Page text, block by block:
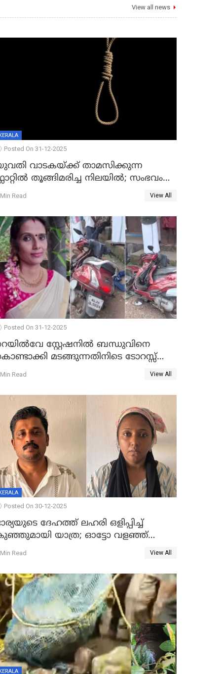
View all news
KERALA
Posted On 31-12-2025
വാടകയ്ക്ക് താമസിക്കുന്ന
തൂങ്ങിമരിച്ച നിലയില്‍; സംഭവം
Read View All
Posted On 31-12-2025
സ്റ്റേഷനിൽ ബന്ധുവിനെ
മടങ്ങുന്നതിനിടെ ടോറസ്സ്
സ്കൂട്ടറിൽ ഇടിച്ചു : യുവതിക്ക്
Read View All
KERALA
Posted On 30-12-2025
ദേഹത്ത് ലഹരി ഒളിപ്പിച്ച്
യാത്ര; ഓട്ടോ വളഞ്ഞ്
പിടികൂടി പൊലീസ്
Read View All
KERALA